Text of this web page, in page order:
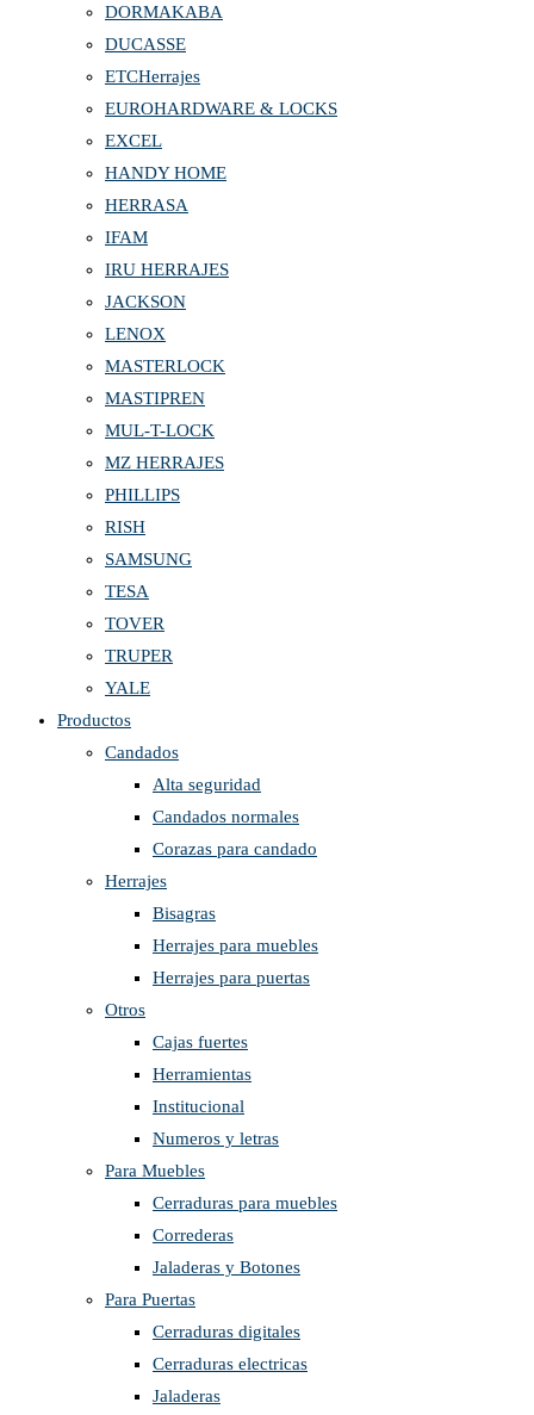
DORMAKABA
DUCASSE
ETCHerrajes
EUROHARDWARE & LOCKS
EXCEL
HANDY HOME
HERRASA
IFAM
IRU HERRAJES
JACKSON
LENOX
MASTERLOCK
MASTIPREN
MUL-T-LOCK
MZ HERRAJES
PHILLIPS
RISH
SAMSUNG
TESA
TOVER
TRUPER
YALE
Productos
Candados
Alta seguridad
Candados normales
Corazas para candado
Herrajes
Bisagras
Herrajes para muebles
Herrajes para puertas
Otros
Cajas fuertes
Herramientas
Institucional
Numeros y letras
Para Muebles
Cerraduras para muebles
Correderas
Jaladeras y Botones
Para Puertas
Cerraduras digitales
Cerraduras electricas
Jaladeras